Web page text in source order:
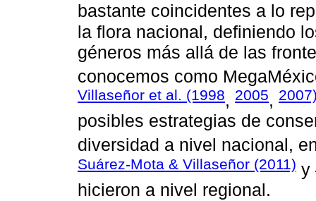
bastante coincidentes a lo
la flora nacional, definiendo
géneros más allá de las
conocemos como
Villaseñor et al. (1998, 2005,
posibles estrategias de
diversidad a nivel nacional,
Suárez-Mota & Villaseñor (2011) y
hicieron a nivel regional.